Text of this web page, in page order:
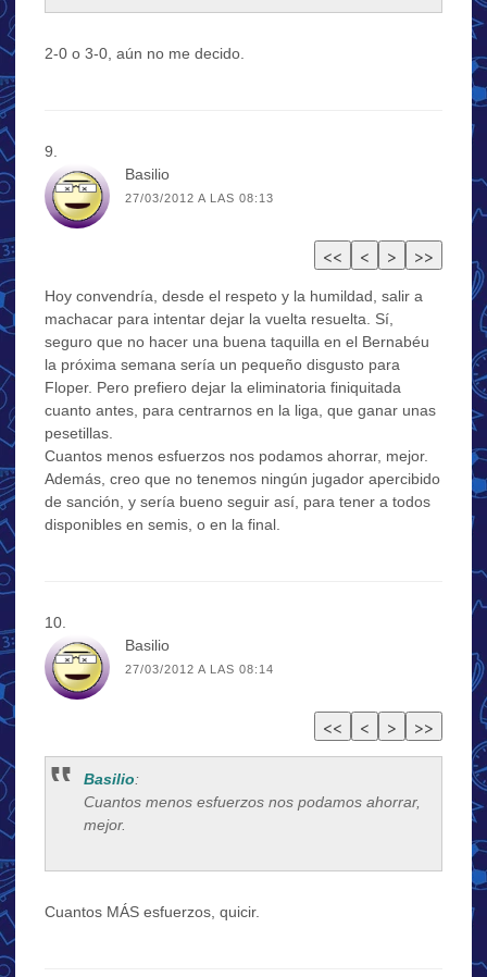
2-0 o 3-0, aún no me decido.
Basilio
27/03/2012 A LAS 08:13
Hoy convendría, desde el respeto y la humildad, salir a
machacar para intentar dejar la vuelta resuelta. Sí,
seguro que no hacer una buena taquilla en el Bernabéu
la próxima semana sería un pequeño disgusto para
Floper. Pero prefiero dejar la eliminatoria finiquitada
cuanto antes, para centrarnos en la liga, que ganar unas
pesetillas.
Cuantos menos esfuerzos nos podamos ahorrar, mejor.
Además, creo que no tenemos ningún jugador apercibido
de sanción, y sería bueno seguir así, para tener a todos
disponibles en semis, o en la final.
Basilio
27/03/2012 A LAS 08:14
Basilio:
Cuantos menos esfuerzos nos podamos ahorrar,
mejor.
Cuantos MÁS esfuerzos, quicir.